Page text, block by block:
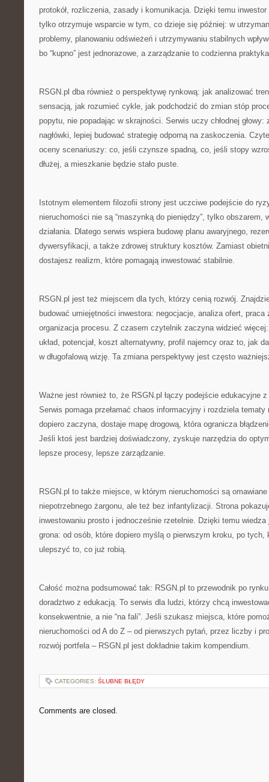
protokół, rozliczenia, zasady i komunikacja. Dzięki temu
tylko otrzymuje wsparcie w tym, co dzieje się później: w
problemy, planowaniu odświeżeń i utrzymywaniu stabilnych
bo “kupno” jest jednorazowe, a zarządzanie to codzienna
RSGN.pl dba również o perspektywę rynkową: jak analizować
sensacją, jak rozumieć cykle, jak podchodzić do zmian stóp
popytu, nie popadając w skrajności. Serwis uczy chłodnej głowy:
nagłówki, lepiej budować strategię odporną na zaskoczenia.
oceny scenariuszy: co, jeśli czynsze spadną, co, jeśli stopy
dłużej, a mieszkanie będzie stało puste.
Istotnym elementem filozofii strony jest uczciwe podejście do
nieruchomości nie są “maszynką do pieniędzy”, tylko obszarem,
działania. Dlatego serwis wspiera budowę planu awaryjnego,
dywersyfikacji, a także zdrowej struktury kosztów. Zamiast
dostajesz realizm, które pomagają inwestować stabilnie.
RSGN.pl jest też miejscem dla tych, którzy cenią rozwój.
budować umiejętności inwestora: negocjacje, analiza ofert,
organizacja procesu. Z czasem czytelnik zaczyna widzieć
układ, potencjał, koszt alternatywny, profil najemcy oraz to, jak
w długofalową wizję. Ta zmiana perspektywy jest często
Ważne jest również to, że RSGN.pl łączy podejście edukacyjne z
Serwis pomaga przełamać chaos informacyjny i rozdziela
dopiero zaczyna, dostaje mapę drogową, która ogranicza
Jeśli ktoś jest bardziej doświadczony, zyskuje narzędzia do
lepsze procesy, lepsze zarządzanie.
RSGN.pl to także miejsce, w którym nieruchomości są
niepotrzebnego żargonu, ale też bez infantylizacji. Strona
inwestowaniu prosto i jednocześnie rzetelnie. Dzięki temu
grona: od osób, które dopiero myślą o pierwszym kroku, po tych,
ulepszyć to, co już robią.
Całość można podsumować tak: RSGN.pl to przewodnik po
doradztwo z edukacją. To serwis dla ludzi, którzy chcą
konsekwentnie, a nie “na fali”. Jeśli szukasz miejsca, które
nieruchomości od A do Z – od pierwszych pytań, przez liczby i
rozwój portfela – RSGN.pl jest dokładnie takim kompendium.
CATEGORIES: ŚLUBNE BŁĘDY
Comments are closed.